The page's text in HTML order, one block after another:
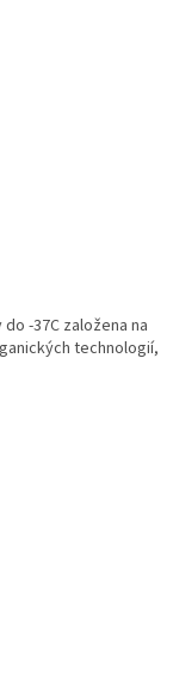
-37C založena na
technologií,